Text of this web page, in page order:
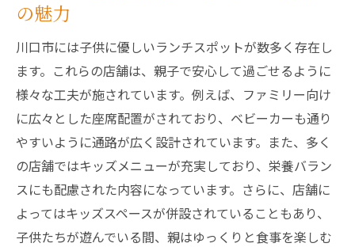
の魅力
川口市には子供に優しいランチスポットが数多く存在し
ます。これらの店舗は、親子で安心して過ごせるように
様々な工夫が施されています。例えば、ファミリー向け
に広々とした座席配置がされており、ベビーカーも通り
やすいように通路が広く設計されています。また、多く
の店舗ではキッズメニューが充実しており、栄養バラン
スにも配慮された内容になっています。さらに、店舗に
よってはキッズスペースが併設されていることもあり、
子供たちが遊んでいる間、親はゆっくりと食事を楽しむ